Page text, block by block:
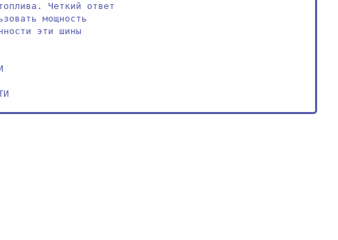
Четкий ответ
мощность
эти шины